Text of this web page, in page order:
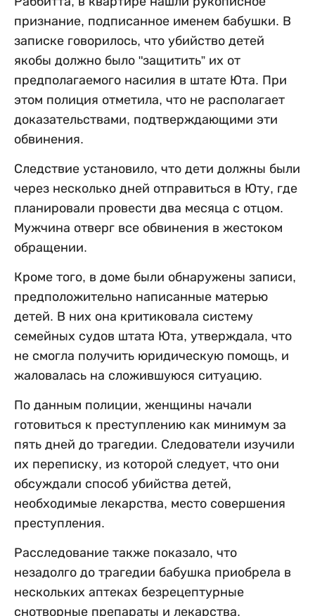
признание, подписанное именем бабушки. В
записке говорилось, что убийство детей
якобы должно было "защитить” их от
предполагаемого насилия в штате Юта. При
этом полиция отметила, что не располагает
доказательствами, подтверждающими эти
обвинения.
Следствие установило, что дети должны были
через несколько дней отправиться в Юту, где
планировали провести два месяца с отцом.
Мужчина отверг все обвинения в жестоком
обращении.
Кроме того, в доме были обнаружены записи,
предположительно написанные матерью
детей. В них она критиковала систему
семейных судов штата Юта, утверждала, что
не смогла получить юридическую помощь, и
жаловалась на сложившуюся ситуацию.
По данным полиции, женщины начали
готовиться к преступлению как минимум за
пять дней до трагедии. Следователи изучили
их переписку, из которой следует, что они
обсуждали способ убийства детей,
необходимые лекарства, место совершения
преступления.
Расследование также показало, что
незадолго до трагедии бабушка приобрела в
нескольких аптеках безрецептурные
снотворные препараты и лекарства,